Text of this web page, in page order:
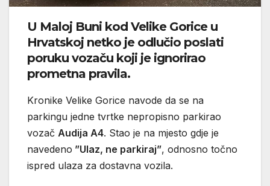
U Maloj Buni kod Velike Gorice u
Hrvatskoj netko je odlučio poslati
poruku vozaču koji je ignorirao
prometna pravila.
Kronike Velike Gorice navode da se na
parkingu jedne tvrtke nepropisno parkirao
vozač Audija A4. Stao je na mjesto gdje je
navedeno ”Ulaz, ne parkiraj”, odnosno točno
ispred ulaza za dostavna vozila.